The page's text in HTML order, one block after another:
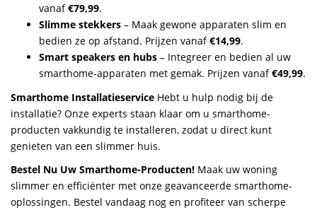
vanaf€79,99.
Slimme stekkers – Maak gewone apparaten slim en
bedien ze op afstand. Prijzen vanaf€14,99.
Smart speakers en hubs – Integreer en bedien al uw
smarthome-apparaten met gemak. Prijzen vanaf€49,99.
Smarthome Installatieservice Hebt u hulp nodig bij de
installatie? Onze experts staan klaar om u smarthome-
producten vakkundig te installeren, zodat u direct kunt
genieten van een slimmer huis.
Bestel Nu Uw Smarthome-Producten! Maak uw woning
slimmer en efficiënter met onze geavanceerde smarthome-
oplossingen. Bestel vandaag nog en profiteer van scherpe